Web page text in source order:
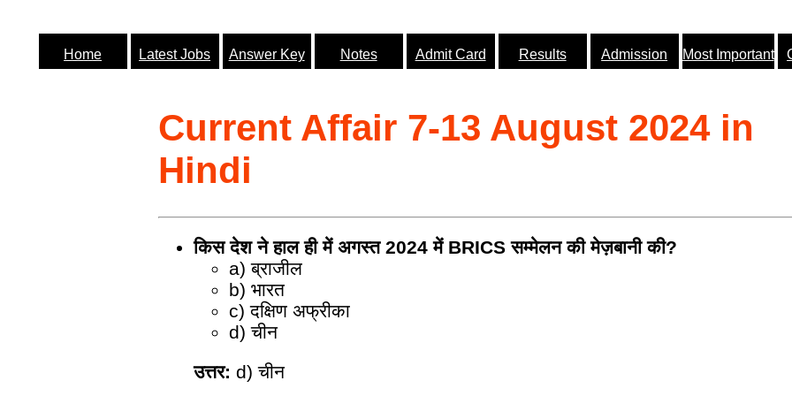
Home Latest Jobs Answer Key Notes Admit Card Results Admission Most Important
Current Affair 7-13 August 2024 in
Hindi
किस देश ने हाल ही में अगस्त 2024 में BRICS सम्मेलन की मेज़बानी की?
a) ब्राजील
b) भारत
c) दक्षिण अफ्रीका
d) चीन
उत्तर: d) चीन